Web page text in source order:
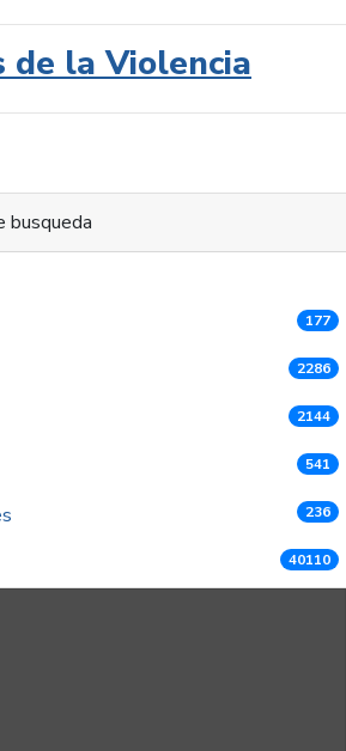
de la Violencia
busqueda
177
2286
2144
541
236
40110